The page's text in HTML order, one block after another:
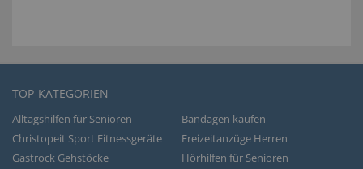
TOP-KATEGORIEN
Alltagshilfen für Senioren
Bandagen kaufen
Christopeit Sport Fitnessgeräte
Freizeitanzüge Herren
Gastrock Gehstöcke
Hörhilfen für Senioren